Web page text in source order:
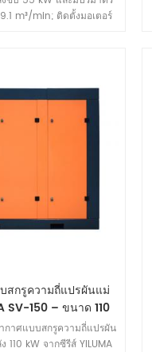
m³/min; ติดตั้งมอเตอร์
สกรูความถี่แปรผันแม่
SV-150 – ขนาด 110
บงานหนักที่ให้กำลังส่ง
กสูง
กาศแบบสกรูความถี่แปรผัน
110 kW จากซีรีส์ YILUMA